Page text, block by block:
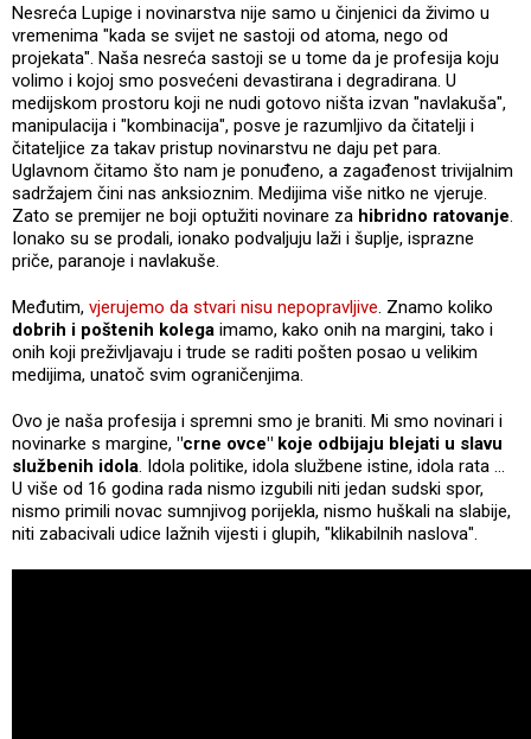
Nesreća Lupige i novinarstva nije samo u činjenici da živimo u
vremenima "kada se svijet ne sastoji od atoma, nego od
projekata". Naša nesreća sastoji se u tome da je profesija koju
volimo i kojoj smo posvećeni devastirana i degradirana. U
medijskom prostoru koji ne nudi gotovo ništa izvan "navlakuša",
manipulacija i "kombinacija", posve je razumljivo da čitatelji i
čitateljice za takav pristup novinarstvu ne daju pet para.
Uglavnom čitamo što nam je ponuđeno, a zagađenost trivijalnim
sadržajem čini nas anksioznim. Medijima više nitko ne vjeruje.
Zato se premijer ne boji optužiti novinare za hibridno ratovanje.
Ionako su se prodali, ionako podvaljuju laži i šuplje, isprazne
priče, paranoje i navlakuše.
Međutim, vjerujemo da stvari nisu nepopravljive. Znamo koliko
dobrih i poštenih kolega imamo, kako onih na margini, tako i
onih koji preživljavaju i trude se raditi pošten posao u velikim
medijima, unatoč svim ograničenjima.
Ovo je naša profesija i spremni smo je braniti. Mi smo novinari i
novinarke s margine, "crne ovce" koje odbijaju blejati u slavu
službenih idola. Idola politike, idola službene istine, idola rata ...
U više od 16 godina rada nismo izgubili niti jedan sudski spor,
nismo primili novac sumnjivog porijekla, nismo huškali na slabije,
niti zabacivali udice lažnih vijesti i glupih, "klikabilnih naslova".